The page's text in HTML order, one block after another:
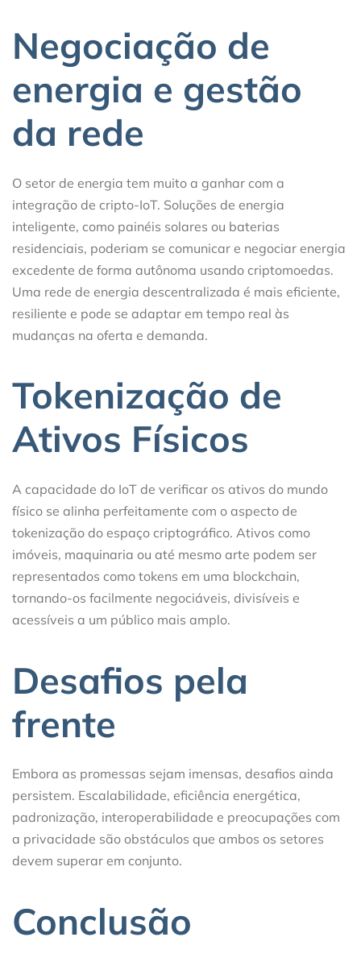
Negociação de
energia e gestão
da rede
O setor de energia tem muito a ganhar com a
integração de cripto-IoT. Soluções de energia
inteligente, como painéis solares ou baterias
residenciais, poderiam se comunicar e negociar energia
excedente de forma autônoma usando criptomoedas.
Uma rede de energia descentralizada é mais eficiente,
resiliente e pode se adaptar em tempo real às
mudanças na oferta e demanda.
Tokenização de
Ativos Físicos
A capacidade do IoT de verificar os ativos do mundo
físico se alinha perfeitamente com o aspecto de
tokenização do espaço criptográfico. Ativos como
imóveis, maquinaria ou até mesmo arte podem ser
representados como tokens em uma blockchain,
tornando-os facilmente negociáveis, divisíveis e
acessíveis a um público mais amplo.
Desafios pela
frente
Embora as promessas sejam imensas, desafios ainda
persistem. Escalabilidade, eficiência energética,
padronização, interoperabilidade e preocupações com
a privacidade são obstáculos que ambos os setores
devem superar em conjunto.
Conclusão